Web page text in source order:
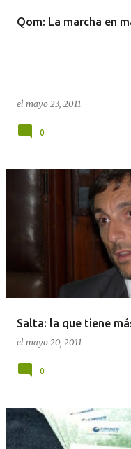
Qom: La marcha en
el mayo 23, 2011
0
Salta: la que tiene
el mayo 20, 2011
0